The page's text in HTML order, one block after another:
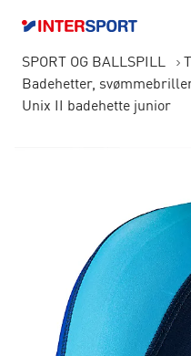
SPORT OG BALLSPILL
Badehetter,
Unix II badehette junior